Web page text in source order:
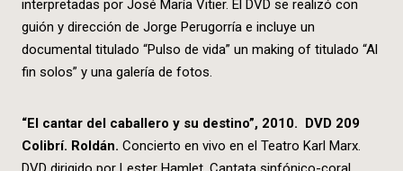
interpretadas por José María Vitier. El DVD se realizó con
guión y dirección de Jorge Perugorría e incluye un
documental titulado “Pulso de vida” un making of titulado “Al
fin solos” y una galería de fotos.
“El cantar del caballero y su destino”, 2010. DVD 209
Colibrí. Roldán. Concierto en vivo en el Teatro Karl Marx.